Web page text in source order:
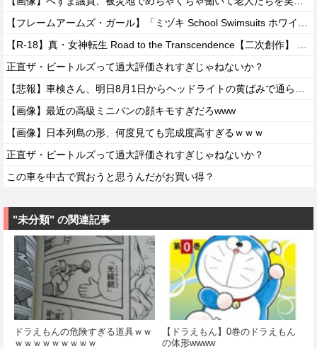
正直ザ・ビートルズって過大評価されすぎじゃねないか？
【画像】最近の高級ミニバンの顔キモすぎだろwww
【画像】日本列島の形、何度見ても完成度高すぎるｗｗｗ
正直ザ・ビートルズって過大評価されすぎじゃねないか？
この車を中古で買おうと思うんだがお買い得？
"未分類" の関連記事
ドラえもんの危険すぎる道具ｗｗ
ｗｗｗｗｗｗｗｗｗ
【ドラえもん】0巻のドラえもん
の体形wwww